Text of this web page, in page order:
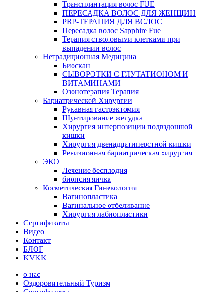
Трансплантация волос FUE
ПЕРЕСАДКА ВОЛОС ДЛЯ ЖЕНЩИН
PRP-ТЕРАПИЯ ДЛЯ ВОЛОС
Пересадка волос Sapphire Fue
Терапия стволовыми клетками при
выпадении волос
Нетрадиционная Медицина
Биоскан
СЫВОРОТКИ С ГЛУТАТИОНОМ И
ВИТАМИНАМИ
Озонотерапия Терапия
Бариатрической Хирургии
Рукавная гастрэктомия
Шунтирование желудка
Хирургия интерпозиции подвздошной
кишки
Хирургия двенадцатиперстной кишки
Ревизионная бариатрическая хирургия
ЭКО
Лечение бесплодия
биопсия яичка
Косметическая Гинекология
Вагинопластика
Вагинальное отбеливание
Хирургия лабиопластики
Сертификаты
Видео
Контакт
БЛОГ
KVKK
о нас
Оздоровительный Туризм